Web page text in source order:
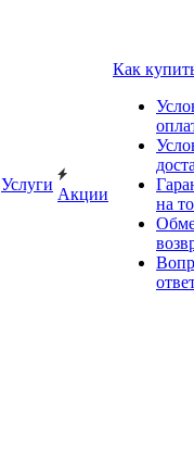
Услуги
Акции
Как
на